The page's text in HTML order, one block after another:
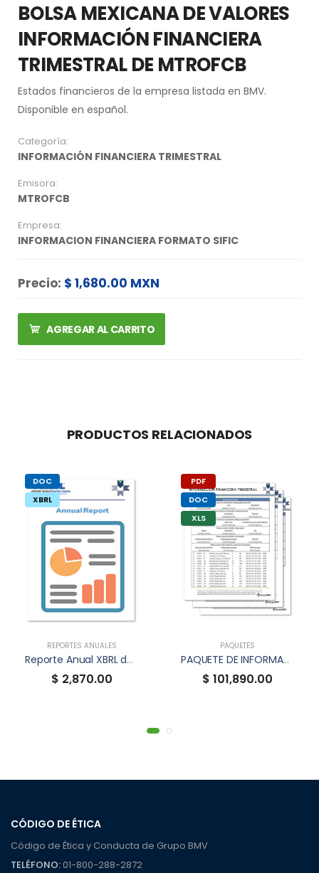
BOLSA MEXICANA DE VALORES
INFORMACIÓN FINANCIERA
TRIMESTRAL DE MTROFCB
Estados financieros de la empresa listada en BMV.
Disponible en español.
Categoría:
INFORMACIÓN FINANCIERA TRIMESTRAL
Emisora:
MTROFCB
Empresa:
INFORMACION FINANCIERA FORMATO SIFIC
Precio: $ 1,680.00 MXN
AGREGAR AL CARRITO
PRODUCTOS RELACIONADOS
DOC
XBRL
REPORTES ANUALES
Reporte Anual XBRL de MTROFCB
$ 2,870.00
PDF
DOC
XLS
PAQUETES
PAQUETE DE INFORMACIÓN FINANCIERA TRIMESTRAL
$ 101,890.00
CÓDIGO DE ÉTICA
Código de Ética y Conducta de Grupo BMV
TELÉFONO:01-800-288-2872